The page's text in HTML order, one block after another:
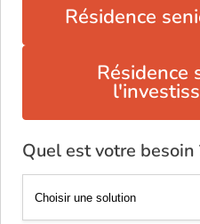
Résidence
Résidence
Quel est votre besoin